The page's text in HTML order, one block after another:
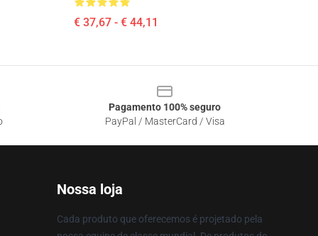
€ 37,67 - € 44,11
Pagamento 100% seguro
PayPal / MasterCard / Visa
Nossa loja
Cada produto que oferecemos é projetado pela